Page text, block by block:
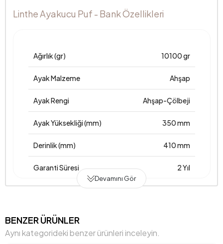
Linthe Ayakucu Puf - Bank Özellikleri
Ağırlık (gr) 10100 gr
Ayak Malzeme Ahşap
Ayak Rengi Ahşap-Çölbeji
Ayak Yüksekliği (mm) 350 mm
Derinlik (mm) 410 mm
Garanti Süresi 2 Yıl
Hacim (m3) 0,095 m3
Devamını Gör
BENZER ÜRÜNLER
Aynı kategorideki benzer ürünleri inceleyin.